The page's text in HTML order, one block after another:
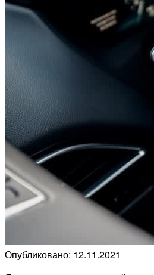
Опубликовано: 12.11.2021